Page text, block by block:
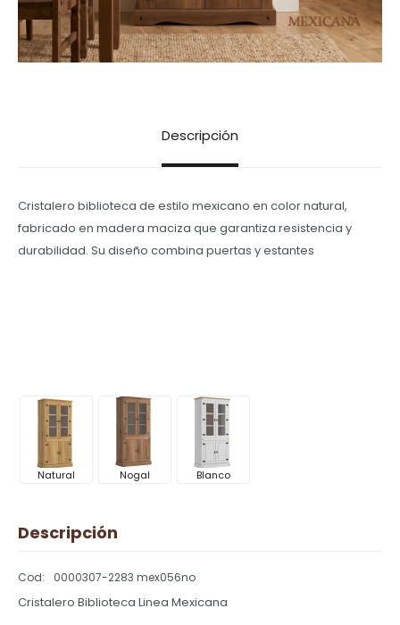
Descripción
Cristalero biblioteca de estilo mexicano en color natural,
fabricado en madera maciza que garantiza resistencia y
durabilidad. Su diseño combina puertas y estantes
Natural Nogal Blanco
Descripción
0000307-2283 mex056no
Cristalero Biblioteca Linea Mexicana